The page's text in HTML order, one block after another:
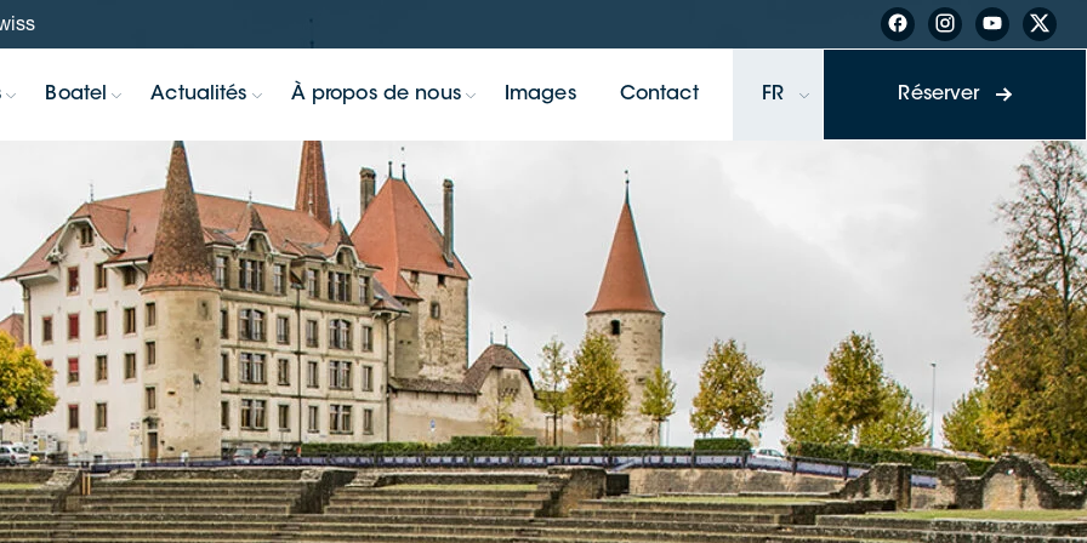
Boatel Actualités À propos de nous Images Contact FR Réserver